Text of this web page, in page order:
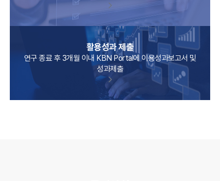
활용성과 제출
연구 종료 후 3개월 이내 KBN Portal에 이용성과보고서 및
성과제출